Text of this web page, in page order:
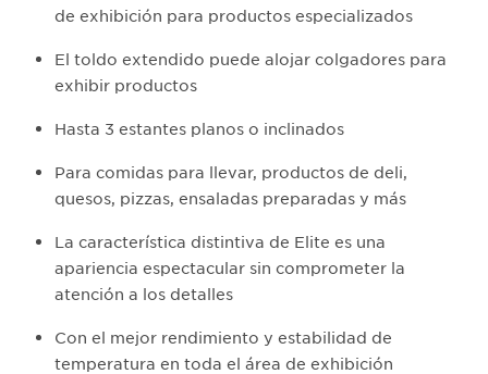
de exhibición para productos especializados
El toldo extendido puede alojar colgadores para
exhibir productos
Hasta 3 estantes planos o inclinados
Para comidas para llevar, productos de deli,
quesos, pizzas, ensaladas preparadas y más
La característica distintiva de Elite es una
apariencia espectacular sin comprometer la
atención a los detalles
Con el mejor rendimiento y estabilidad de
temperatura en toda el área de exhibición